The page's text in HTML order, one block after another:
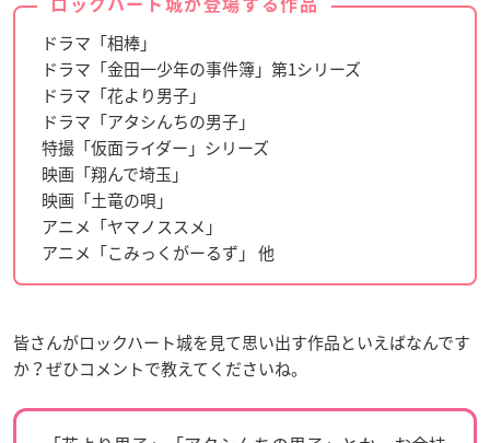
ロックハート城が登場する作品
ドラマ「相棒」
ドラマ「金田一少年の事件簿」第1シリーズ
ドラマ「花より男子」
ドラマ「アタシんちの男子」
特撮「仮面ライダー」シリーズ
映画「翔んで埼玉」
映画「土竜の唄」
アニメ「ヤマノススメ」
アニメ「こみっくがーるず」 他
皆さんがロックハート城を見て思い出す作品といえばなんです
か？ぜひコメントで教えてくださいね。